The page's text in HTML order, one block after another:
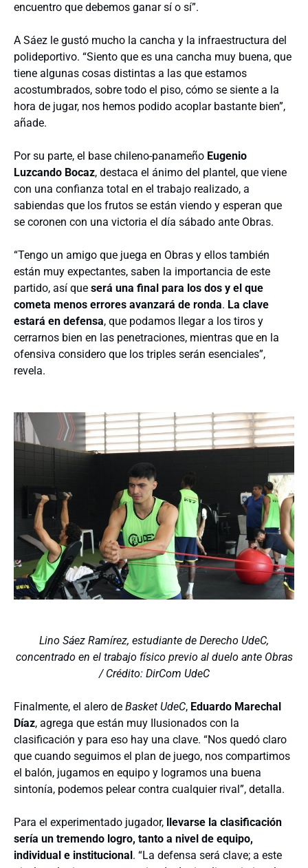
encuentro que debemos ganar sí o sí”.
A Sáez le gustó mucho la cancha y la infraestructura del
polideportivo. “Siento que es una cancha muy buena, que
tiene algunas cosas distintas a las que estamos
acostumbrados, sobre todo el piso, cómo se siente a la
hora de jugar, nos hemos podido acoplar bastante bien”,
añade.
Por su parte, el base chileno-panameño Eugenio
Luzcando Bocaz, destaca el ánimo del plantel, que viene
con una confianza total en el trabajo realizado, a
sabiendas que los frutos se están viendo y esperan que
se coronen con una victoria el día sábado ante Obras.
“Tengo un amigo que juega en Obras y ellos también
están muy expectantes, saben la importancia de este
partido, así que será una final para los dos y el que
cometa menos errores avanzará de ronda. La clave
estará en defensa, que podamos llegar a los tiros y
cerrarnos bien en las penetraciones, mientras que en la
ofensiva considero que los triples serán esenciales”,
revela.
Lino Sáez Ramírez, estudiante de Derecho UdeC,
concentrado en el trabajo físico previo al duelo ante Obras
/ Crédito: DirCom UdeC
Finalmente, el alero de Basket UdeC, Eduardo Marechal
Díaz, agrega que están muy Ilusionados con la
clasificación y para eso hay una clave. “Nos quedó claro
que cuando seguimos el plan de juego, nos compartimos
el balón, jugamos en equipo y logramos una buena
sintonía, podemos pelear contra cualquier rival”, detalla.
Para el experimentado jugador, llevarse la clasificación
sería un tremendo logro, tanto a nivel de equipo,
individual e institucional. “La defensa será clave; a este